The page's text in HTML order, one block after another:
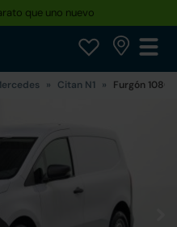
que uno nuevo
Citan N1 Furgón